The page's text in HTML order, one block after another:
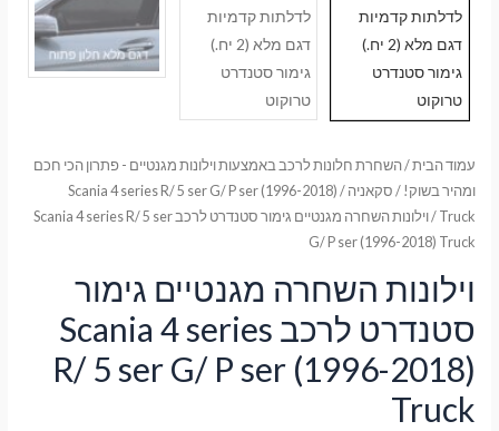
עמוד הבית/השחרת חלונות לרכב באמצעות וילונות מגנטיים - פתרון הכי חכם
ומהיר בשוק! / סקאניה /
Scania 4 series R/ 5 ser G/ P ser (1996-2018)
Truck
/ וילונות השחרה מגנטיים גימור סטנדרט לרכב Scania 4 series R/ 5 ser
G/ P ser (1996-2018) Truck
וילונות השחרה מגנטיים גימור
סטנדרט לרכב Scania 4 series
R/ 5 ser G/ P ser (1996-2018)
Truck